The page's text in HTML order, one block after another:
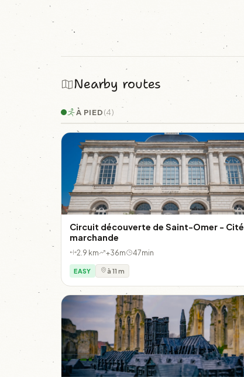
Nearby routes
À PIED(4)
Circuit découverte de Saint-Omer - Cité
marchande
2.9 km +36m 47min
EASY à 11 m